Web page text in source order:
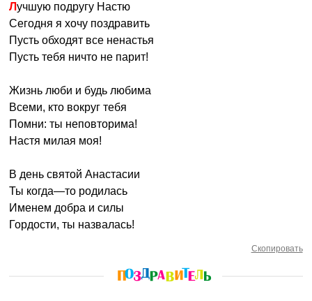
Лучшую подругу Настю
Сегодня я хочу поздравить
Пусть обходят все ненастья
Пусть тебя ничто не парит!
Жизнь люби и будь любима
Всеми, кто вокруг тебя
Помни: ты неповторима!
Настя милая моя!
В день святой Анастасии
Ты когда—то родилась
Именем добра и силы
Гордости, ты назвалась!
Скопировать